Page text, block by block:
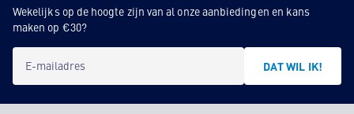
Wekelijks op de hoogte zijn van al onze aanbiedingen en kans
maken op €30?
E-mailadres DAT WIL IK!